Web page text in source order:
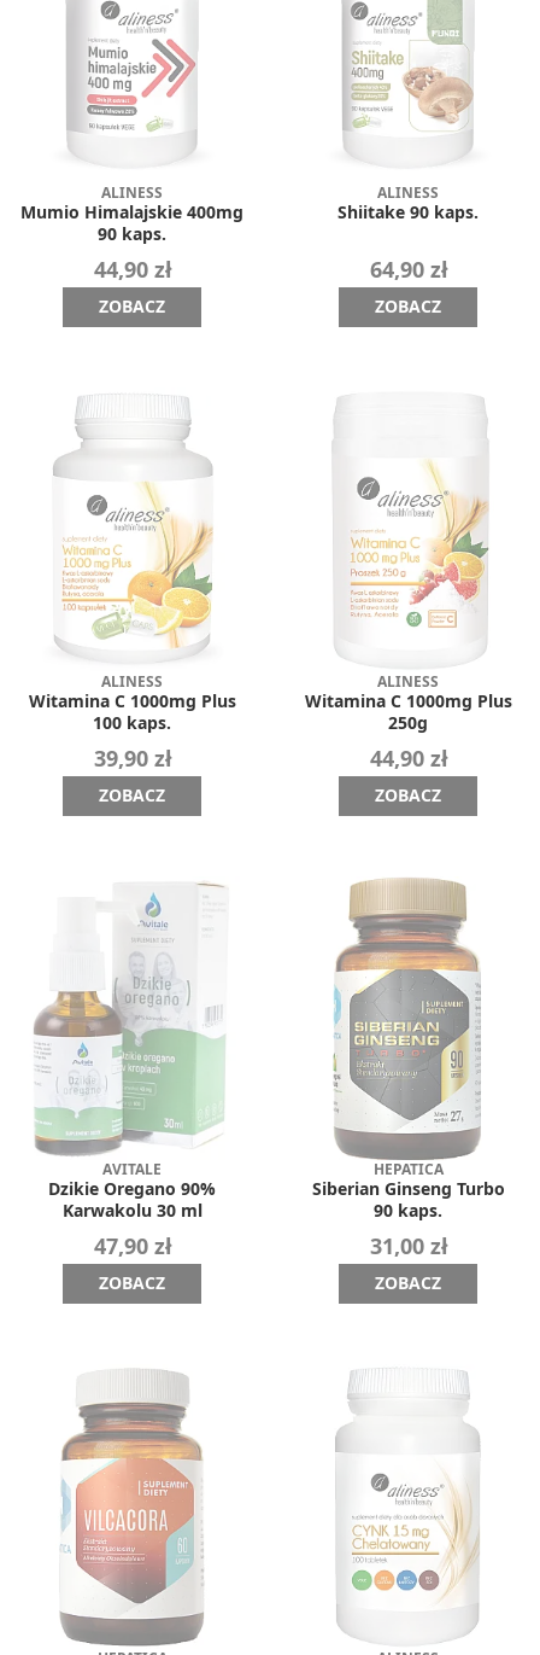
ALINESS
Mumio Himalajskie 400mg
90 kaps.
44,90 zł
ZOBACZ
ALINESS
Shiitake 90 kaps.
64,90 zł
ZOBACZ
ALINESS
Witamina C 1000mg Plus
100 kaps.
39,90 zł
ZOBACZ
ALINESS
Witamina C 1000mg Plus
250g
44,90 zł
ZOBACZ
AVITALE
Dzikie Oregano 90%
Karwakolu 30 ml
47,90 zł
ZOBACZ
HEPATICA
Siberian Ginseng Turbo
90 kaps.
31,00 zł
ZOBACZ